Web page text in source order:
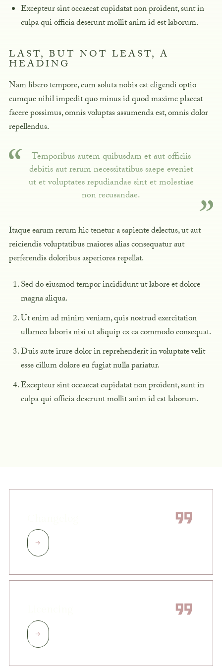
Excepteur sint occaecat cupidatat non proident, sunt in
culpa qui officia deserunt mollit anim id est laborum.
LAST, BUT NOT LEAST, A
HEADING
Nam libero tempore, cum soluta nobis est eligendi optio
cumque nihil impeditquo minus id quod maxime placeat
facere possimus, omnis voluptas assumenda est, omnis dolor
repellendus.
Temporibus autem quibusdam et aut officiis
debitis aut rerum necessitatibus saepe eveniet
ut et voluptates repudiandae sint et molestiae
non recusandae.
Itaque earum rerum hic tenetur a sapiente delectus, ut aut
reiciendis voluptatibus maiores alias consequatur aut
perferendis doloribus asperiores repellat.
Sed do eiusmod tempor incididunt ut labore et dolore
magna aliqua.
Ut enim ad minim veniam, quis nostrud exercitation
ullamco laboris nisi ut aliquip ex ea commodo consequat.
Duis aute irure dolor in reprehenderit in voluptate velit
esse cillum dolore eu fugiat nulla pariatur.
Excepteur sint occaecat cupidatat non proident, sunt in
culpa qui officia deserunt mollit anim id est laborum.